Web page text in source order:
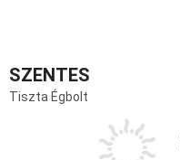
SZENTES
Tiszta Égbolt